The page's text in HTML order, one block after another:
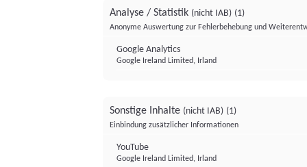
Analyse / Statistik (nicht IAB) (1)
Anonyme Auswertung zur Fehlerbehebung und
Google Analytics
Google Ireland Limited, Irland
Sonstige Inhalte (nicht IAB) (1)
Einbindung zusätzlicher Informationen
YouTube
Google Ireland Limited, Irland